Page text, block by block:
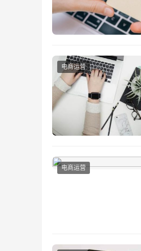
电商运营
电商运营